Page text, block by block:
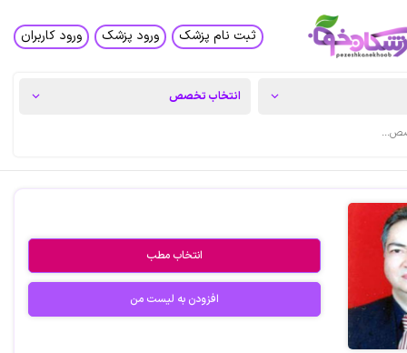
ثبت نام پزشک ورود پزشک ورود کاربران
انتخاب مطب
افزودن به لیست من